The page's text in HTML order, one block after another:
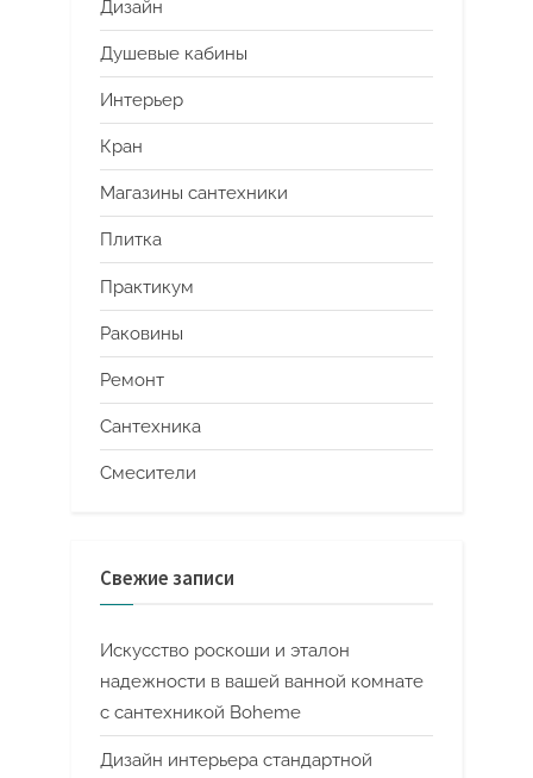
Дизайн
Душевые кабины
Интерьер
Кран
Магазины сантехники
Плитка
Практикум
Раковины
Ремонт
Сантехника
Смесители
Свежие записи
Искусство роскоши и эталон
надежности в вашей ванной комнате
с сантехникой Boheme
Дизайн интерьера стандартной